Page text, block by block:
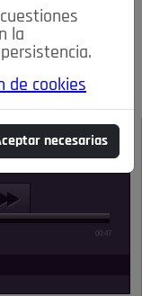
Pozuelo de Alarcón
00:47
la
de cookies
necesarias